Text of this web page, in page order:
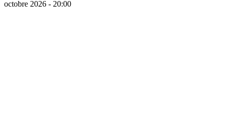
octobre 2026 - 20:00